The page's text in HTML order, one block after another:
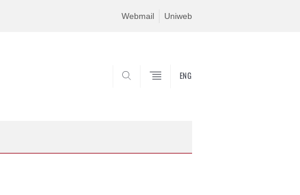
Webmail Uniweb
ENG